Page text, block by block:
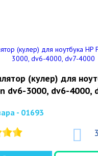
(кулер) для
dv6-3000, dv6-4000,
- 01693